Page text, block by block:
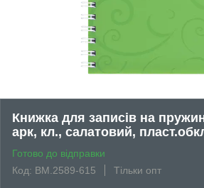
Книжка для записів на
арк, кл., салатовий,
Готово до відправки
Код: BM.2589-615
Тільки опт